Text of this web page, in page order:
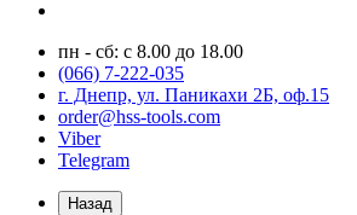
пн - сб: с 8.00 до 18.00
(066) 7-222-035
г. Днепр, ул. Паникахи 2Б, оф.15
order@hss-tools.com
Viber
Telegram
Назад